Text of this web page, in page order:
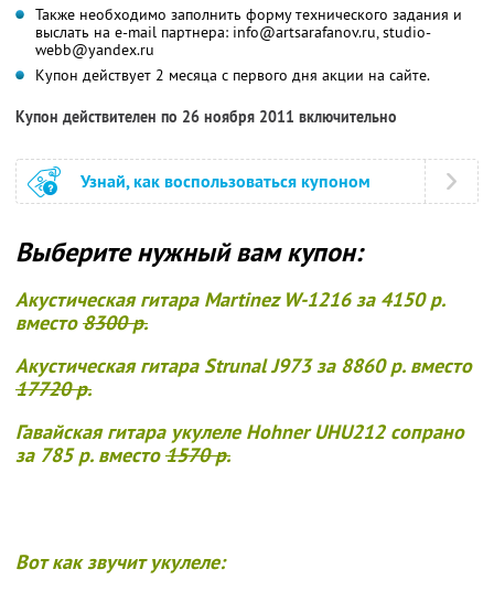
Также необходимо заполнить форму технического задания и
выслать на e-mail партнера: info@artsarafanov.ru, studio-
webb@yandex.ru
Купон действует 2 месяца с первого дня акции на сайте.
Купон действителен по 26 ноября 2011 включительно
Узнай, как воспользоваться купоном
Выберите нужный вам купон:
Акустическая гитара Martinez W-1216 за 4150 р.
вместо8300 р.
Акустическая гитара Strunal J973 за 8860 р. вместо
17720 р.
Гавайская гитара укулеле Hohner UHU212 сопрано
за 785 р. вместо1570 р.
Вот как звучит укулеле: